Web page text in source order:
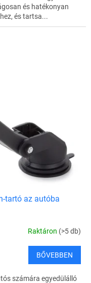
és hatékonyan
és tartsa...
tartó az autóba
Raktáron (>5 db)
BŐVEBBEN
számára egyedülálló